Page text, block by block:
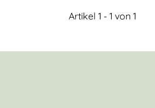
Artikel 1 - 1 von 1